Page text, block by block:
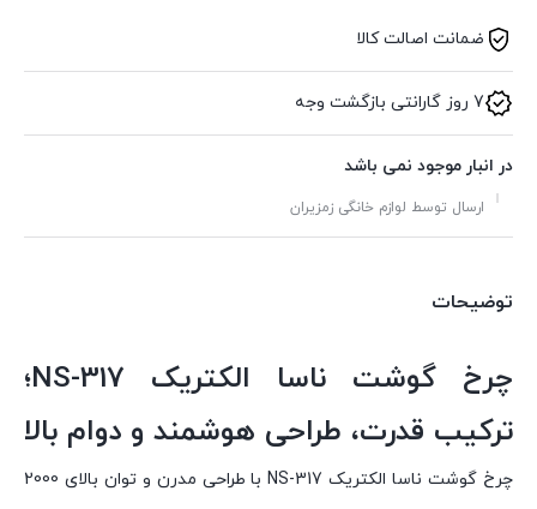
ضمانت اصالت کالا
7 روز گارانتی بازگشت وجه
در انبار موجود نمی باشد
ارسال توسط لوازم خانگی زمزیران
توضیحات
چرخ گوشت ناسا الکتریک NS-317؛
ترکیب قدرت، طراحی هوشمند و دوام بالا
چرخ گوشت ناسا الکتریک NS-317 با طراحی مدرن و توان بالای 2000